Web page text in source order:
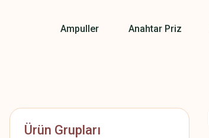
Ampuller Anahtar Priz
Ürün Grupları